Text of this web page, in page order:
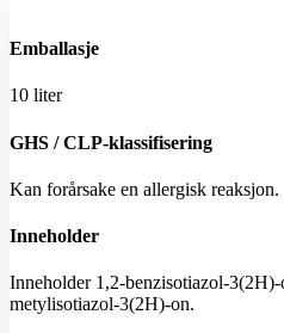
Emballasje
10 liter
GHS / CLP-klassifisering
Kan forårsake en allergisk reaksjon.
Inneholder
Inneholder 1,2-benzisotiazol-
metylisotiazol-3(2H)-on.